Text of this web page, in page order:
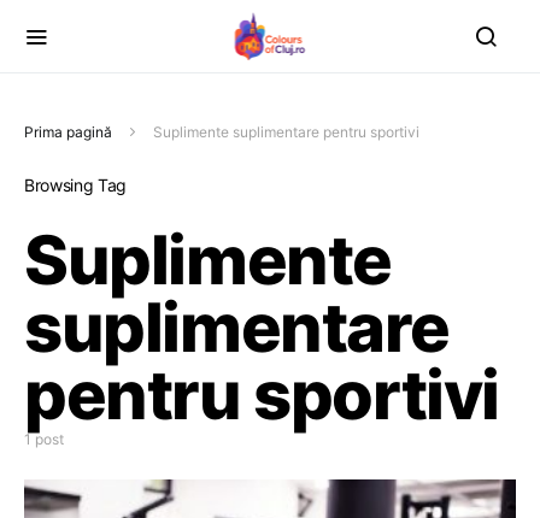
Prima pagină Suplimente suplimentare pentru sportivi
Browsing Tag
Suplimente
suplimentare
pentru sportivi
1 post